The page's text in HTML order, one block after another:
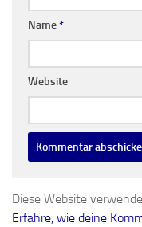
Name*
Website
Diese Website
Erfahre, wie deine